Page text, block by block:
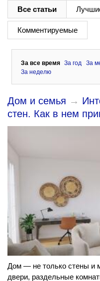
Все статьи
Комментируемые
За все время За год
За
За неделю
Дом и семья →
стен. Как в нем
Дом — не только стены и
двери, раздельные